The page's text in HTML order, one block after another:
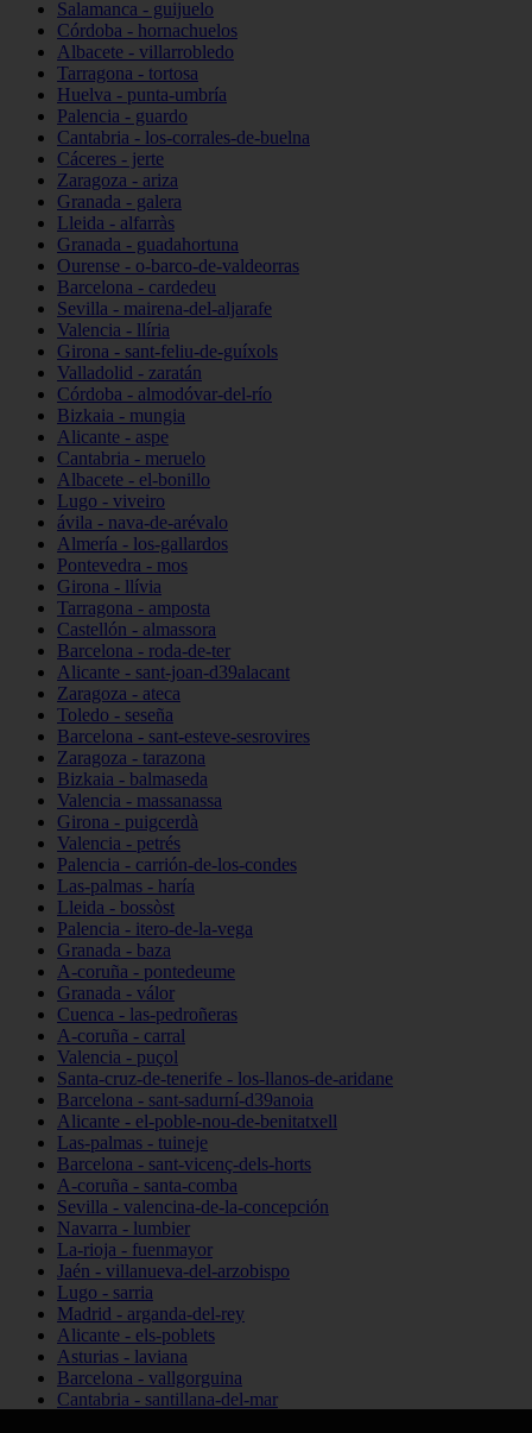
Salamanca - guijuelo
Córdoba - hornachuelos
Albacete - villarrobledo
Tarragona - tortosa
Huelva - punta-umbría
Palencia - guardo
Cantabria - los-corrales-de-buelna
Cáceres - jerte
Zaragoza - ariza
Granada - galera
Lleida - alfarràs
Granada - guadahortuna
Ourense - o-barco-de-valdeorras
Barcelona - cardedeu
Sevilla - mairena-del-aljarafe
Valencia - llíria
Girona - sant-feliu-de-guíxols
Valladolid - zaratán
Córdoba - almodóvar-del-río
Bizkaia - mungia
Alicante - aspe
Cantabria - meruelo
Albacete - el-bonillo
Lugo - viveiro
ávila - nava-de-arévalo
Almería - los-gallardos
Pontevedra - mos
Girona - llívia
Tarragona - amposta
Castellón - almassora
Barcelona - roda-de-ter
Alicante - sant-joan-d39alacant
Zaragoza - ateca
Toledo - seseña
Barcelona - sant-esteve-sesrovires
Zaragoza - tarazona
Bizkaia - balmaseda
Valencia - massanassa
Girona - puigcerdà
Valencia - petrés
Palencia - carrión-de-los-condes
Las-palmas - haría
Lleida - bossòst
Palencia - itero-de-la-vega
Granada - baza
A-coruña - pontedeume
Granada - válor
Cuenca - las-pedroñeras
A-coruña - carral
Valencia - puçol
Santa-cruz-de-tenerife - los-llanos-de-aridane
Barcelona - sant-sadurní-d39anoia
Alicante - el-poble-nou-de-benitatxell
Las-palmas - tuineje
Barcelona - sant-vicenç-dels-horts
A-coruña - santa-comba
Sevilla - valencina-de-la-concepción
Navarra - lumbier
La-rioja - fuenmayor
Jaén - villanueva-del-arzobispo
Lugo - sarria
Madrid - arganda-del-rey
Alicante - els-poblets
Asturias - laviana
Barcelona - vallgorguina
Cantabria - santillana-del-mar